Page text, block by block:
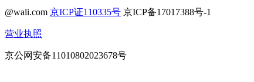
@wali.com 京ICP证110335号 京ICP备17017388号-1
营业执照
京公网安备11010802023678号